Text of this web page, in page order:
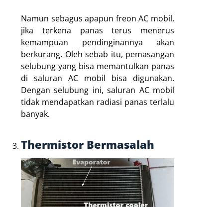
Namun sebagus apapun freon AC mobil,
jika terkena panas terus menerus
kemampuan pendinginannya akan
berkurang. Oleh sebab itu, pemasangan
selubung yang bisa memantulkan panas
di saluran AC mobil bisa digunakan.
Dengan selubung ini, saluran AC mobil
tidak mendapatkan radiasi panas terlalu
banyak.
Thermistor Bermasalah